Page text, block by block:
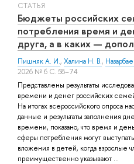
СТАТЬЯ
Бюджеты российских
потребления время и
друга, а в каких —
Пишняк А. И., Халина Н. В.,
2026 № 6 С. 58–74
Представлены результаты
времени и денег российских
На итогах всероссийского опроса
данные и результаты заполнения
времени, показано, что время и
сферы потребления могут
вложения в детей, когда взрослые
преимущественно указывают ...